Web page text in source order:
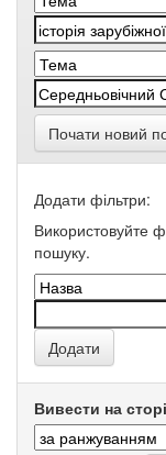
Почати новий
Додати фільтри:
Використовуйте
пошуку.
Вивести на